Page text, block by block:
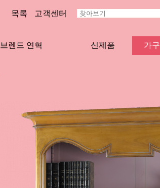
목록 고객센터
브렌드 연혁 신제품 가구